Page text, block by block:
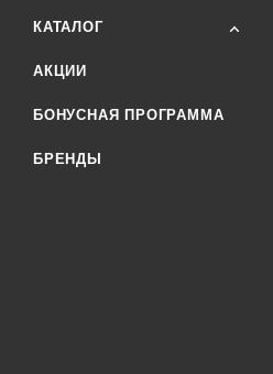
КАТАЛОГ
АКЦИИ
БОНУСНАЯ ПРОГРАММА
БРЕНДЫ